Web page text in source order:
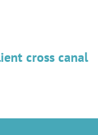
cross canal